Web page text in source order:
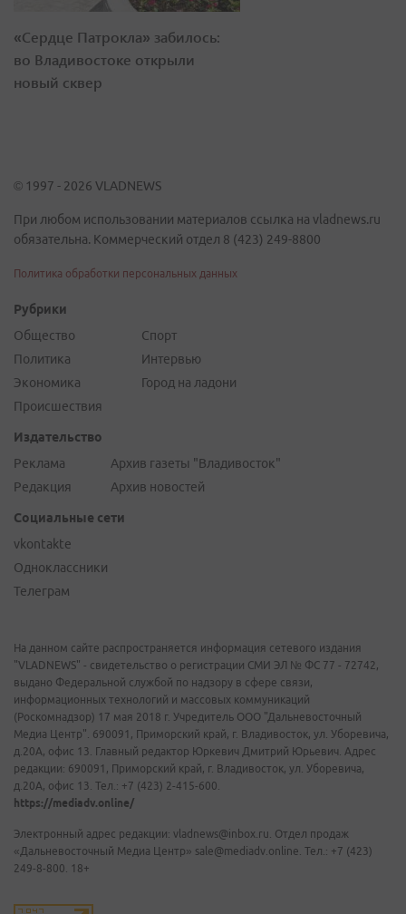
«Сердце Патрокла» забилось:
во Владивостоке открыли
новый сквер
© 1997 - 2026 VLADNEWS
При любом использовании материалов ссылка на vladnews.ru
обязательна. Коммерческий отдел 8 (423) 249-8800
Политика обработки персональных данных
Рубрики
Общество
Политика
Экономика
Происшествия
Спорт
Интервью
Город на ладони
Издательство
Реклама
Редакция
Архив газеты "Владивосток"
Архив новостей
Социальные сети
vkontakte
Одноклассники
Телеграм
На данном сайте распространяется информация сетевого издания
"VLADNEWS" - свидетельство о регистрации СМИ ЭЛ № ФС 77 - 72742,
выдано Федеральной службой по надзору в сфере связи,
информационных технологий и массовых коммуникаций
(Роскомнадзор) 17 мая 2018 г. Учредитель ООО "Дальневосточный
Медиа Центр". 690091, Приморский край, г. Владивосток, ул. Уборевича,
д.20А, офис 13. Главный редактор Юркевич Дмитрий Юрьевич. Адрес
редакции: 690091, Приморский край, г. Владивосток, ул. Уборевича,
д.20А, офис 13. Тел.: +7 (423) 2-415-600.
https://mediadv.online/
Электронный адрес редакции: vladnews@inbox.ru. Отдел продаж
«Дальневосточный Медиа Центр» sale@mediadv.online. Тел.: +7 (423)
249-8-800. 18+